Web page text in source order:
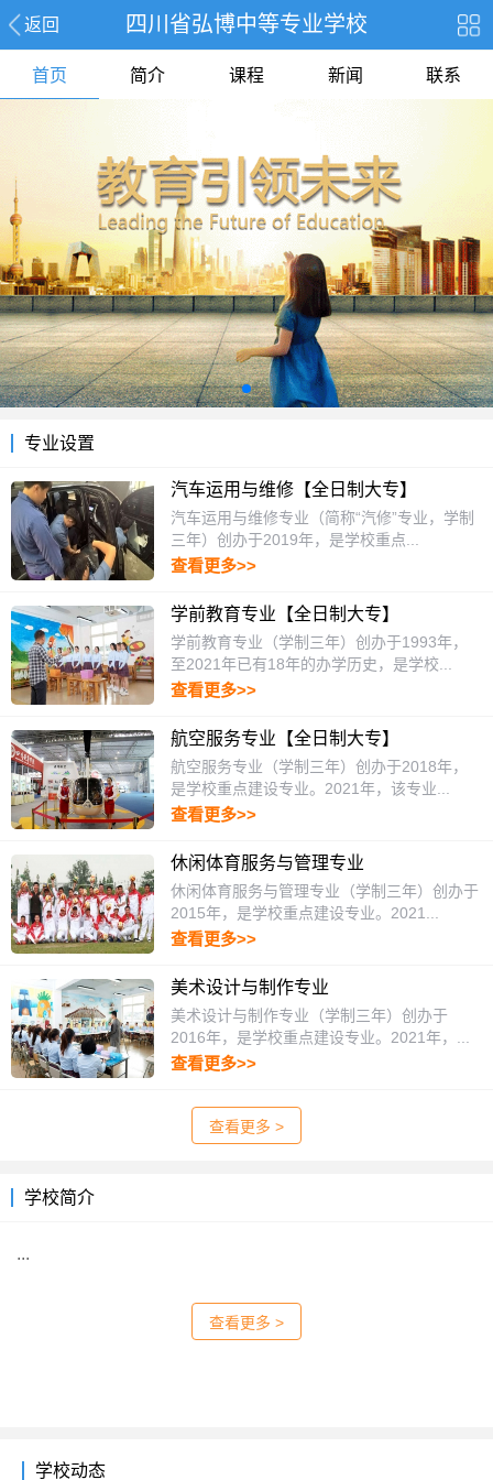
返回 四川省弘博中等专业学校
首页 简介 课程 新闻 联系
专业设置
汽车运用与维修【全日制大专】
汽车运用与维修专业（简称“汽修”专业，学制
三年）创办于2019年，是学校重点...
查看更多>>
学前教育专业【全日制大专】
学前教育专业（学制三年）创办于1993年，
至2021年已有18年的办学历史，是学校...
查看更多>>
航空服务专业【全日制大专】
航空服务专业（学制三年）创办于2018年，
是学校重点建设专业。2021年，该专业...
查看更多>>
休闲体育服务与管理专业
休闲体育服务与管理专业（学制三年）创办于
2015年，是学校重点建设专业。2021...
查看更多>>
美术设计与制作专业
美术设计与制作专业（学制三年）创办于
2016年，是学校重点建设专业。2021年，...
查看更多>>
查看更多 >
学校简介
...
查看更多 >
学校动态